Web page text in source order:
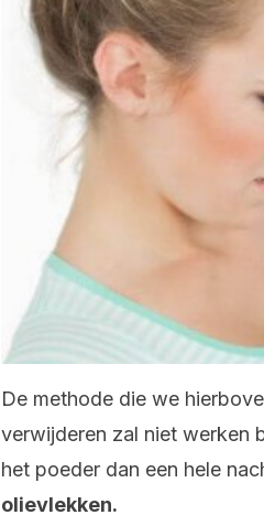
De methode die we
verwijderen zal niet werken
het poeder dan een hele
olievlekken.